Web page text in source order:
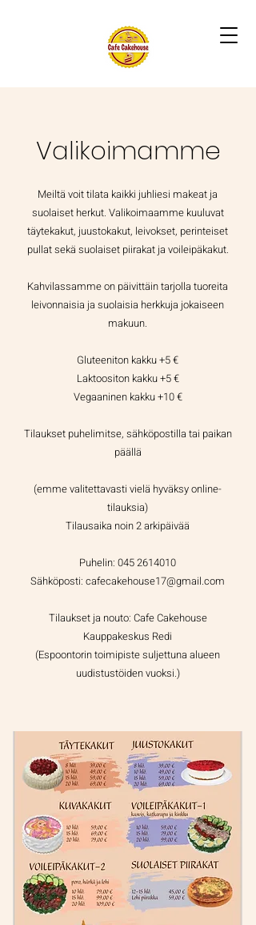
Valikoimamme
Meiltä voit tilata kaikki juhliesi makeat ja
suolaiset herkut. Valikoimaamme kuuluvat
täytekakut, juustokakut, leivokset, perinteiset
pullat sekä suolaiset piirakat ja voileipäkakut.
Kahvilassamme on päivittäin tarjolla tuoreita
leivonnaisia ja suolaisia herkkuja jokaiseen
makuun.
Gluteeniton kakku +5 €
Laktoositon kakku +5 €
Vegaaninen kakku +10 €
Tilaukset puhelimitse, sähköpostilla tai paikan
päällä
(emme valitettavasti vielä hyväksy online-
tilauksia)
Tilausaika noin 2 arkipäivää
Puhelin: 045 2614010
Sähköposti: cafecakehouse17@gmail.com
Tilaukset ja nouto: Cafe Cakehouse
Kauppakeskus Redi
(Espoontorin toimipiste suljettuna alueen
uudistustöiden vuoksi.)